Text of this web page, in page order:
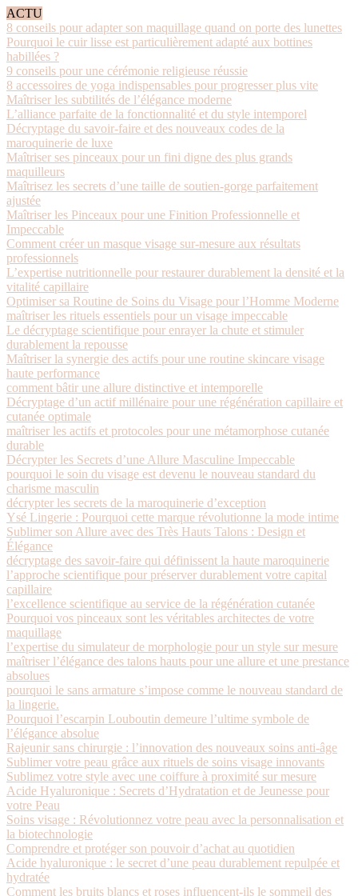
ACTU
8 conseils pour adapter son maquillage quand on porte des lunettes
Pourquoi le cuir lisse est particulièrement adapté aux bottines
habillées ?
9 conseils pour une cérémonie religieuse réussie
8 accessoires de yoga indispensables pour progresser plus vite
Maîtriser les subtilités de l’élégance moderne
L’alliance parfaite de la fonctionnalité et du style intemporel
Décryptage du savoir-faire et des nouveaux codes de la
maroquinerie de luxe
Maîtriser ses pinceaux pour un fini digne des plus grands
maquilleurs
Maîtrisez les secrets d’une taille de soutien-gorge parfaitement
ajustée
Maîtriser les Pinceaux pour une Finition Professionnelle et
Impeccable
Comment créer un masque visage sur-mesure aux résultats
professionnels
L’expertise nutritionnelle pour restaurer durablement la densité et la
vitalité capillaire
Optimiser sa Routine de Soins du Visage pour l’Homme Moderne
maîtriser les rituels essentiels pour un visage impeccable
Le décryptage scientifique pour enrayer la chute et stimuler
durablement la repousse
Maîtriser la synergie des actifs pour une routine skincare visage
haute performance
comment bâtir une allure distinctive et intemporelle
Décryptage d’un actif millénaire pour une régénération capillaire et
cutanée optimale
maîtriser les actifs et protocoles pour une métamorphose cutanée
durable
Décrypter les Secrets d’une Allure Masculine Impeccable
pourquoi le soin du visage est devenu le nouveau standard du
charisme masculin
décrypter les secrets de la maroquinerie d’exception
Ysé Lingerie : Pourquoi cette marque révolutionne la mode intime
Sublimer son Allure avec des Très Hauts Talons : Design et
Élégance
décryptage des savoir-faire qui définissent la haute maroquinerie
l’approche scientifique pour préserver durablement votre capital
capillaire
l’excellence scientifique au service de la régénération cutanée
Pourquoi vos pinceaux sont les véritables architectes de votre
maquillage
l’expertise du simulateur de morphologie pour un style sur mesure
maîtriser l’élégance des talons hauts pour une allure et une prestance
absolues
pourquoi le sans armature s’impose comme le nouveau standard de
la lingerie.
Pourquoi l’escarpin Louboutin demeure l’ultime symbole de
l’élégance absolue
Rajeunir sans chirurgie : l’innovation des nouveaux soins anti-âge
Sublimer votre peau grâce aux rituels de soins visage innovants
Sublimez votre style avec une coiffure à proximité sur mesure
Acide Hyaluronique : Secrets d’Hydratation et de Jeunesse pour
votre Peau
Soins visage : Révolutionnez votre peau avec la personnalisation et
la biotechnologie
Comprendre et protéger son pouvoir d’achat au quotidien
Acide hyaluronique : le secret d’une peau durablement repulpée et
hydratée
Comment les bruits blancs et roses influencent-ils le sommeil des